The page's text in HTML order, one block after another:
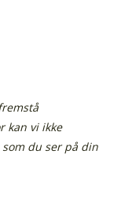
kan vi ikke
du ser på din